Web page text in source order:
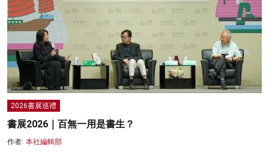
2026書展巡禮
書展2026｜百無一用是書生？
作者: 本社編輯部